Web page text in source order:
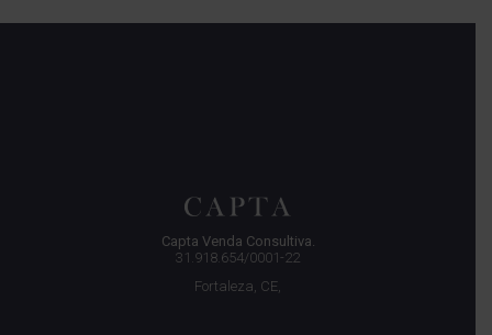
Capta Venda Consultiva.
31.918.654/0001-22
Fortaleza, CE,